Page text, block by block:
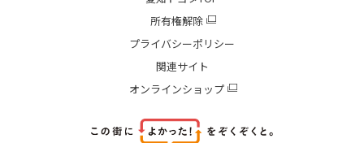
所有権解除
プライバシーポリシー
関連サイト
オンラインショップ